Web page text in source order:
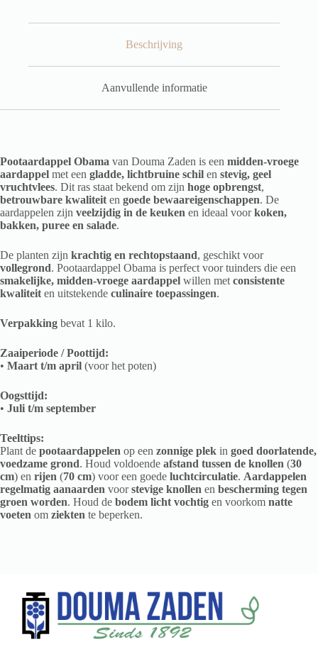
Beschrijving
Aanvullende informatie
Pootaardappel Obama van Douma Zaden is een midden-vroege
aardappel met een gladde, lichtbruine schil en stevig, geel
vruchtvlees. Dit ras staat bekend om zijn hoge opbrengst,
betrouwbare kwaliteit en goede bewaareigenschappen. De
aardappelen zijn veelzijdig in de keuken en ideaal voorkoken,
bakken, puree en salade.
De planten zijn krachtig en rechtopstaand, geschikt voor
vollegrond. Pootaardappel Obama is perfect voor tuinders die een
smakelijke, midden-vroege aardappel willen met consistente
kwaliteit en uitstekende culinaire toepassingen.
Verpakking bevat 1 kilo.
Zaaiperiode / Poottijd:
• Maart t/m april (voor het poten)
Oogsttijd:
• Juli t/m september
Teelttips:
Plant de pootaardappelen op een zonnige plek in goed doorlatende,
voedzame grond. Houd voldoende afstand tussen de knollen (30
cm) en rijen (70 cm) voor een goede luchtcirculatie. Aardappelen
regelmatig aanaarden voorstevige knollen en bescherming tegen
groen worden. Houd de bodem licht vochtig en voorkom natte
voeten om ziekten te beperken.